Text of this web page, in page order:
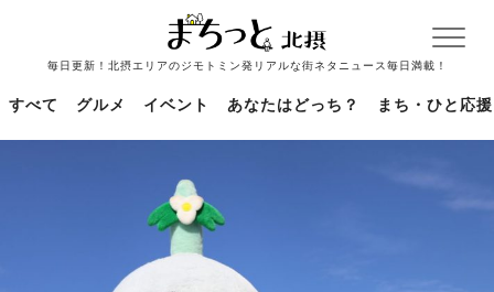
毎日更新！北摂エリアのジモトミン発リアルな街ネタニュース毎日満載！
すべて グルメ イベント あなたはどっち？ まち・ひと応援